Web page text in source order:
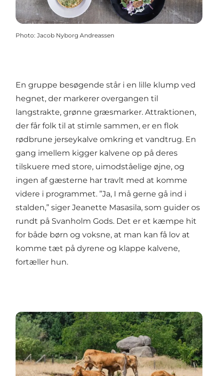
Photo: Jacob Nyborg Andreassen
En gruppe besøgende står i en lille klump ved
hegnet, der markerer overgangen til
langstrakte, grønne græsmarker. Attraktionen,
der får folk til at stimle sammen, er en flok
rødbrune jerseykalve omkring et vandtrug. En
gang imellem kigger kalvene op på deres
tilskuere med store, uimodståelige øjne, og
ingen af gæsterne har travlt med at komme
videre i programmet. ”Ja, I må gerne gå ind i
stalden,” siger Jeanette Masasila, som guider os
rundt på Svanholm Gods. Det er et kæmpe hit
for både børn og voksne, at man kan få lov at
komme tæt på dyrene og klappe kalvene,
fortæller hun.